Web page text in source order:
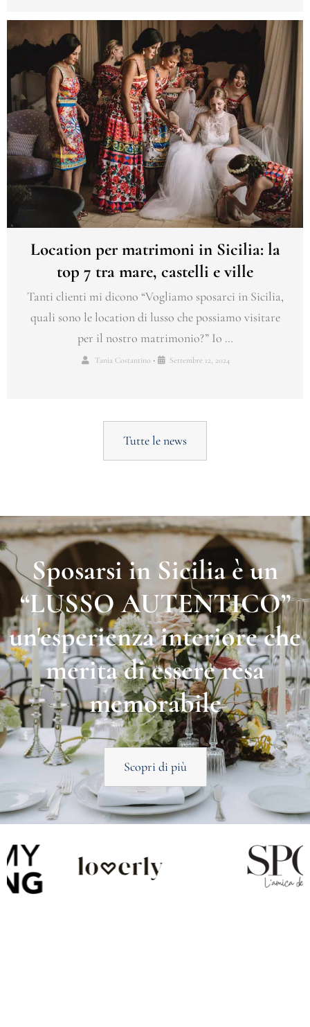
Location per matrimoni in Sicilia: la
top 7 tra mare, castelli e ville
Tanti clienti mi dicono “Vogliamo sposarci in Sicilia,
quali sono le location di lusso che possiamo visitare
per il nostro matrimonio?” Io …
Tania Costantino • Settembre 12, 2024
Tutte le news
Sposarsi in Sicilia è un
“LUSSO AUTENTICO”
un'esperienza interiore che
merita di essere resa
memorabile
Scopri di più